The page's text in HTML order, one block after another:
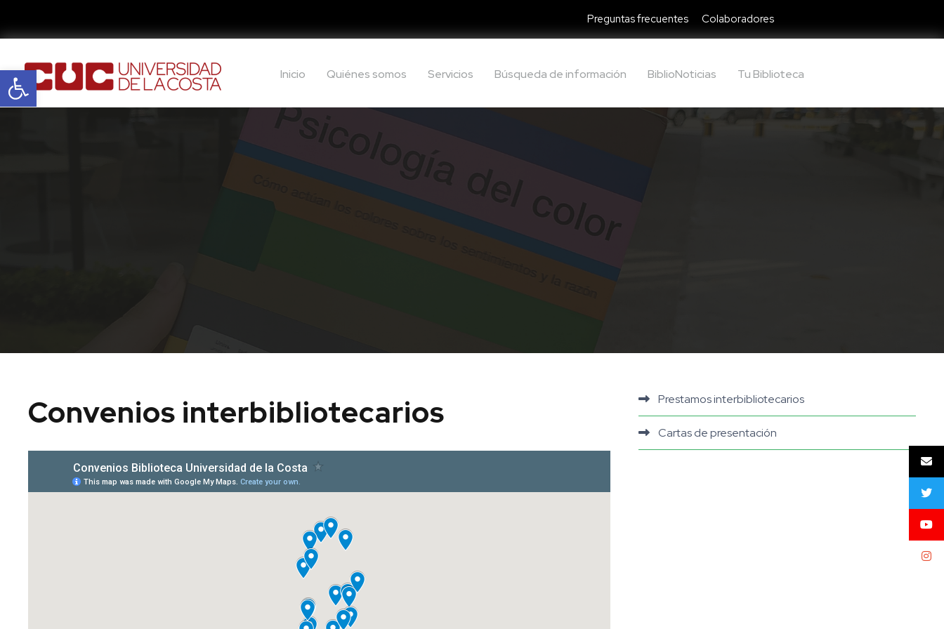
Abrir barra de herramientas
Preguntas frecuentes Colaboradores
Inicio Quiénes somos Servicios Búsqueda de información BiblioNoticias Tu Biblioteca
Convenios interbibliotecarios Prestamos interbibliotecarios
Cartas de presentación